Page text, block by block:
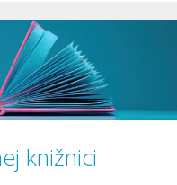
knižnici